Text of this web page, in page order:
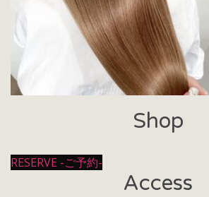
Shop
RESERVE -ご予約-
Access